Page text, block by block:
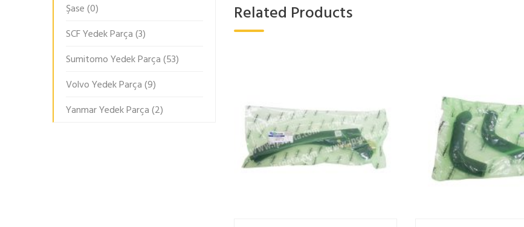
Related Products
Şase(0)
SCF Yedek Parça(3)
Sumitomo Yedek Parça(53)
Volvo Yedek Parça(9)
Yanmar Yedek Parça(2)